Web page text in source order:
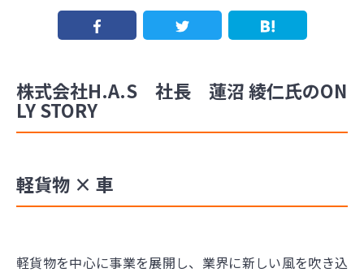
株式会社H.A.S 社長 蓮沼 綾仁氏のON
LY STORY
軽貨物 × 車
軽貨物を中心に事業を展開し、業界に新しい風を吹き込